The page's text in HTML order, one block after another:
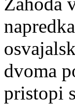
dvoma
pristopi